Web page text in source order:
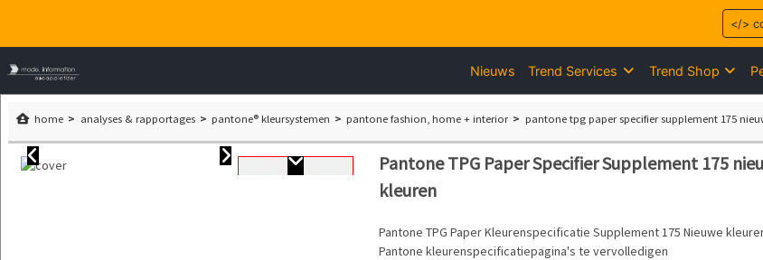
Nieuws Trend Services Trend Shop
home analyses & rapportages pantone® kleursystemen pantone fashion, home + interior pantone tpg paper specifier supplement 175
Pantone TPG Paper Specifier Supplement 175
kleuren
Pantone TPG Paper Kleurenspecificatie Supplement 175 Nieuwe
Pantone kleurenspecificatiepagina's te vervolledigen